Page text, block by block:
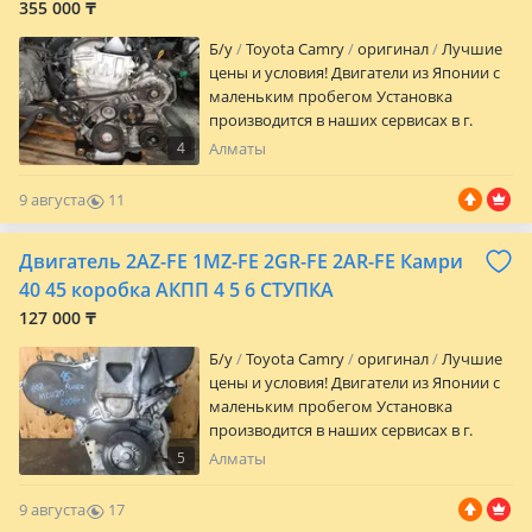
355 000 ₸
4
Б/y Toyota Camry оригинал
Лучшие
цены и условия! Двигатели из Японии с
маленьким пробегом Установка
производится в наших сервисах в г.
Алматы Устанавливаем под ключ! Т. Е.
готовности забираете ее! Есть отправка
по всем регионам РК, России, Киргизии!
Огромный выбор агрегатов на машины
с 1996 года * Все расходы связанные с
транспортировкой в регионы клиент
ответят! Спасибо за понимание! ЦЕНЫ
УТОЧНЯЙТЕ ПО ТЕЛЕФОНУ! * Удачи Вам
на дорогах! Ең тиімді бағалар мен
шарттар! Жапониядан келген аз
жүрілген қозғалтқыштар Орнату
сервистерде жүргізіледі. Толық орнатып
береміз! Яғни, көлігіңізді әкелесіз де,
Алматы
9 августа
11
0
Двигатель 2AZ-FE 1MZ-FE 2GR-FE 2AR-FE Камри
40 45 коробка АКПП 4 5 6 СТУПКА
127 000 ₸
5
Б/y Toyota Camry оригинал
Лучшие
цены и условия! Двигатели из Японии с
маленьким пробегом Установка
производится в наших сервисах в г.
Алматы Устанавливаем под ключ! Т. Е.
готовности забираете ее! Есть отправка
по всем регионам РК, России, Киргизии!
Алматы
9 августа
17